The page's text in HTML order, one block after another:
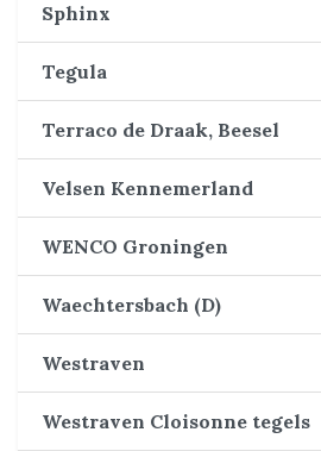
Sphinx
Tegula
Terraco de Draak, Beesel
Velsen Kennemerland
WENCO Groningen
Waechtersbach (D)
Westraven
Westraven Cloisonne tegels